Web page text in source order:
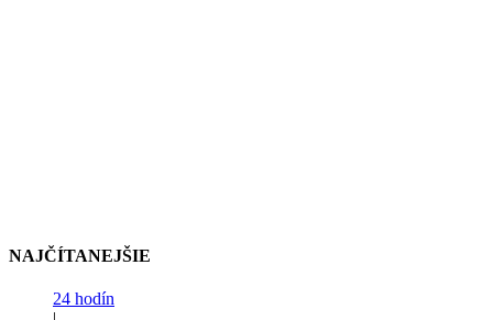
NAJČÍTANEJŠIE
24 hodín